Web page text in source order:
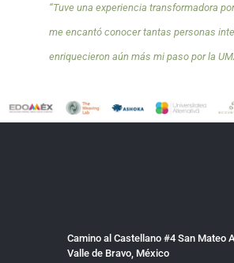
“Tuve una experiencia transformadora
me encantó conocer tantas personas
enriquecieron aún más mi paso por la
Camino al Castellano #4 San Mateo
Valle de Bravo, México